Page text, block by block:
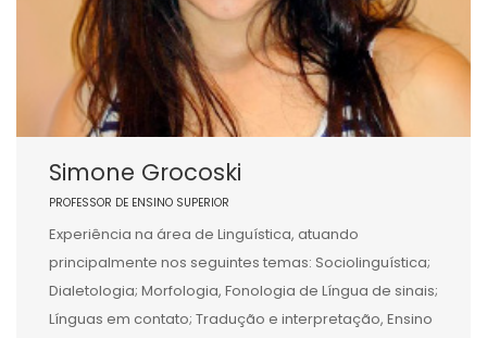
Simone Grocoski
PROFESSOR DE ENSINO SUPERIOR
Experiência na área de Linguística, atuando
principalmente nos seguintes temas: Sociolinguística;
Dialetologia; Morfologia, Fonologia de Língua de sinais;
Línguas em contato; Tradução e interpretação, Ensino